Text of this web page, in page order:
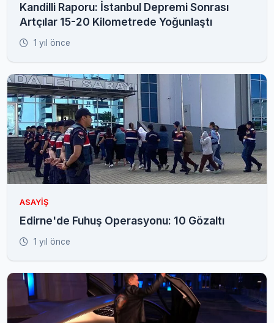
Kandilli Raporu: İstanbul Depremi Sonrası
Artçılar 15-20 Kilometrede Yoğunlaştı
1 yıl önce
ASAYIŞ
Edirne'de Fuhuş Operasyonu: 10 Gözaltı
1 yıl önce